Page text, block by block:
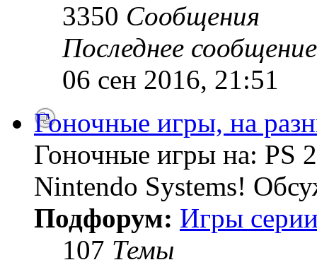
3350 Сообщения
Последнее сообщение
06 сен 2016, 21:51
Гоночные игры, на
Гоночные игры на: PS
Nintendo Systems!
Подфорум: Игры
107 Темы